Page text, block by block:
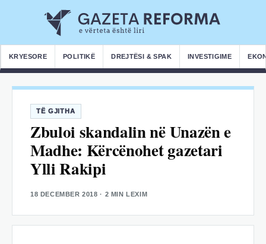
KRYESORE POLITIKË DREJTËSI & SPAK INVESTIGIME
TË GJITHA
Zbuloi skandalin në Unazën e
Madhe: Kërcënohet gazetari
Ylli Rakipi
18 DECEMBER 2018 · 2 MIN LEXIM